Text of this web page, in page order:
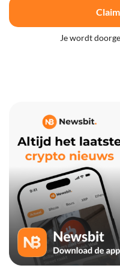
Je wordt